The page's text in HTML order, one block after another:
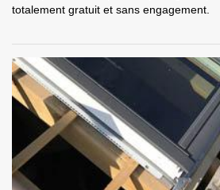
totalement gratuit et sans engagement.